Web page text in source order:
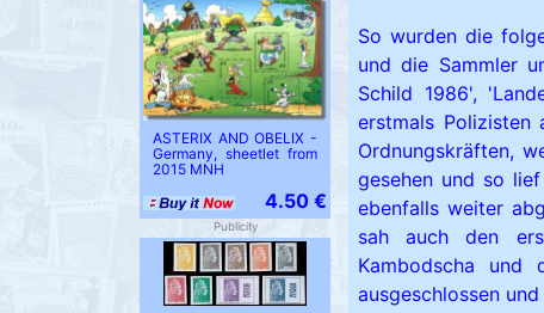
ASTERIX AND OBELIX -
Germany, sheetlet from
2015 MNH
4.50 €
Publicity
So wurden die
und die Sammler
Schild 1986',
erstmals Polizisten
Ordnungskräften,
gesehen und so
ebenfalls weiter
sah auch den
Kambodscha und
ausgeschlossen